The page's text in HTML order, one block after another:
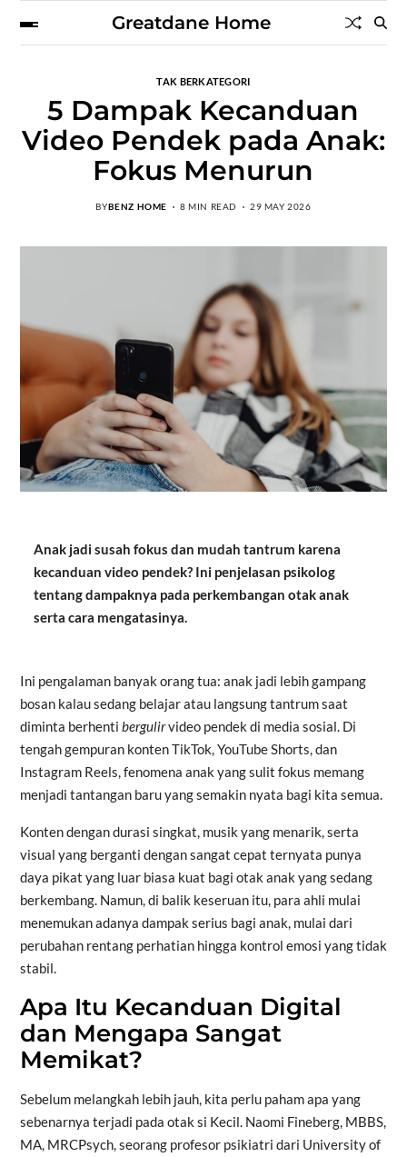
Greatdane Home
TAK BERKATEGORI
5 Dampak Kecanduan
Video Pendek pada Anak:
Fokus Menurun
BYBENZ HOME 8 MIN READ 29 MAY 2026
Anak jadi susah fokus dan mudah tantrum karena
kecanduan video pendek? Ini penjelasan psikolog
tentang dampaknya pada perkembangan otak anak
serta cara mengatasinya.
Ini pengalaman banyak orang tua: anak jadi lebih gampang
bosan kalau sedang belajar atau langsung tantrum saat
diminta berhenti bergulirvideo pendek di media sosial. Di
tengah gempuran konten TikTok, YouTube Shorts, dan
Instagram Reels, fenomena anak yang sulit fokus memang
menjadi tantangan baru yang semakin nyata bagi kita semua.
Konten dengan durasi singkat, musik yang menarik, serta
visual yang berganti dengan sangat cepat ternyata punya
daya pikat yang luar biasa kuat bagi otak anak yang sedang
berkembang. Namun, di balik keseruan itu, para ahli mulai
menemukan adanya dampak serius bagi anak, mulai dari
perubahan rentang perhatian hingga kontrol emosi yang tidak
stabil.
Apa Itu Kecanduan Digital
dan Mengapa Sangat
Memikat?
Sebelum melangkah lebih jauh, kita perlu paham apa yang
sebenarnya terjadi pada otak si Kecil. Naomi Fineberg, MBBS,
MA, MRCPsych, seorang profesor psikiatri dari University of